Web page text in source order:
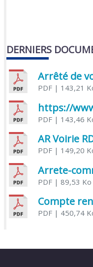
DERNIERS
PDF| 143,21
PDF| 143,46
AR Voirie
PDF| 149,20
PDF| 89,53 Ko
PDF| 450,74